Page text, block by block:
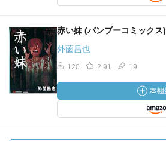
赤い妹 (バンブーコミックス)
外薗昌也
120 2.91 19